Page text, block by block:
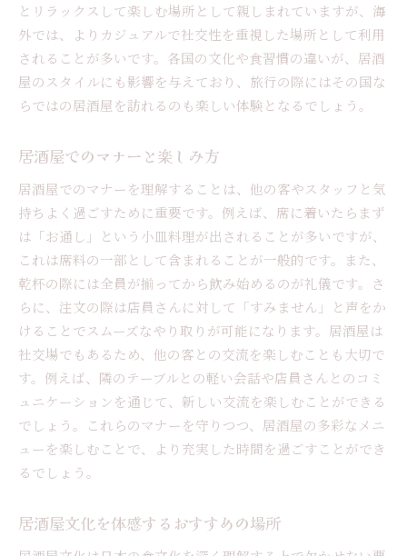
居酒屋を通じて学ぶ日本文化と価値観
とリラックスして楽しむ場所として親しまれていますが、海
外では、よりカジュアルで社交性を重視した場所として利用
されることが多いです。各国の文化や食習慣の違いが、居酒
屋のスタイルにも影響を与えており、旅行の際にはその国な
らではの居酒屋を訪れるのも楽しい体験となるでしょう。
居酒屋でのマナーと楽しみ方
居酒屋でのマナーを理解することは、他の客やスタッフと気
持ちよく過ごすために重要です。例えば、席に着いたらまず
は「お通し」という小皿料理が出されることが多いですが、
これは席料の一部として含まれることが一般的です。また、
乾杯の際には全員が揃ってから飲み始めるのが礼儀です。さ
らに、注文の際は店員さんに対して「すみません」と声をか
けることでスムーズなやり取りが可能になります。居酒屋は
社交場でもあるため、他の客との交流を楽しむことも大切で
す。例えば、隣のテーブルとの軽い会話や店員さんとのコミ
ュニケーションを通じて、新しい交流を楽しむことができる
でしょう。これらのマナーを守りつつ、居酒屋の多彩なメニ
ューを楽しむことで、より充実した時間を過ごすことができ
るでしょう。
居酒屋文化を体感するおすすめの場所